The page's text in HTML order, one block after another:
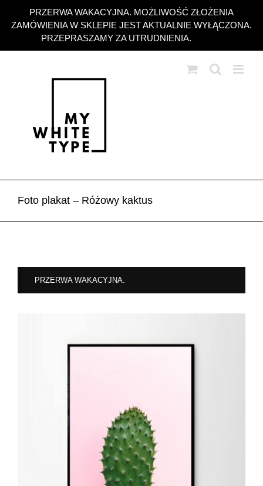
PRZERWA WAKACYJNA. MOŻLIWOŚĆ ZŁOŻENIA
ZAMÓWIENIA W SKLEPIE JEST AKTUALNIE WYŁĄCZONA.
PRZEPRASZAMY ZA UTRUDNIENIA.
zawartości
Foto plakat – Różowy kaktus
PRZERWA WAKACYJNA.